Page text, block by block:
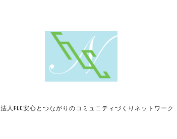
法人FLC安心とつながりのコミュニティづくりネットワーク